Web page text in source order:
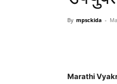
By mpsckida -
Marathi